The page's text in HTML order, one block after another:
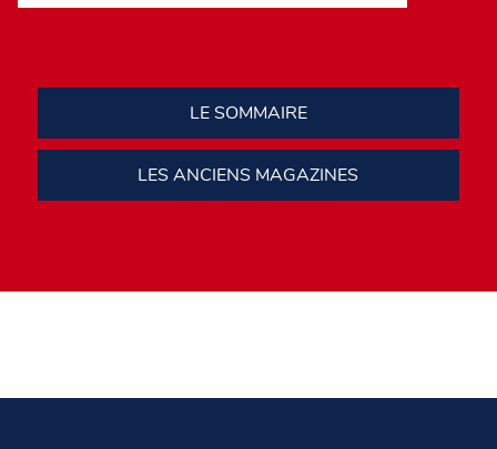
LE SOMMAIRE
LES ANCIENS MAGAZINES